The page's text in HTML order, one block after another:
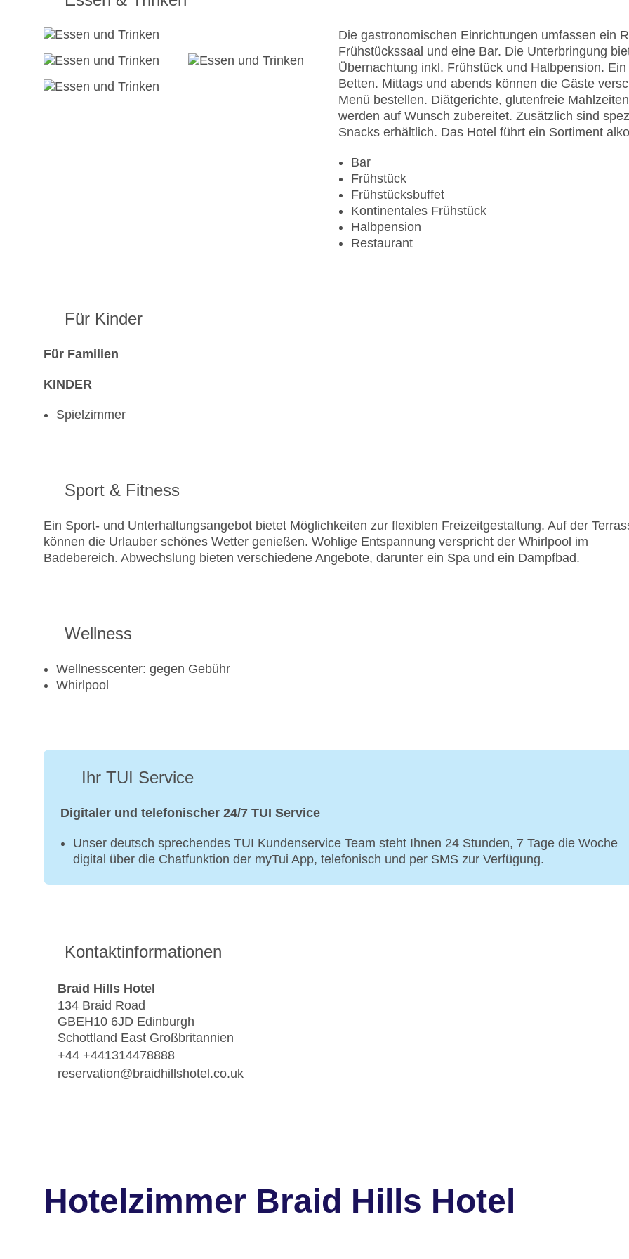
Die gastronomischen Einrichtungen umfassen ein
Frühstückssaal und eine Bar. Die Unterbringung
Übernachtung inkl. Frühstück und Halbpension.
Betten. Mittags und abends können die Gäste
Menü bestellen. Diätgerichte, glutenfreie
werden auf Wunsch zubereitet. Zusätzlich sind
Snacks erhältlich. Das Hotel führt ein Sortiment
Bar
Frühstück
Frühstücksbuffet
Kontinentales Frühstück
Halbpension
Restaurant
Für Kinder
Für Familien
KINDER
Spielzimmer
Sport & Fitness
Ein Sport- und Unterhaltungsangebot bietet Möglichkeiten zur flexiblen Freizeitgestaltung. Auf der
können die Urlauber schönes Wetter genießen. Wohlige Entspannung verspricht der Whirlpool im
Badebereich. Abwechslung bieten verschiedene Angebote, darunter ein Spa und ein Dampfbad.
Wellness
Wellnesscenter: gegen Gebühr
Whirlpool
Ihr TUI Service
Digitaler und telefonischer 24/7 TUI Service
Unser deutsch sprechendes TUI Kundenservice Team steht Ihnen 24 Stunden, 7 Tage die Woche
digital über die Chatfunktion der myTui App, telefonisch und per SMS zur Verfügung.
Kontaktinformationen
Braid Hills Hotel
134 Braid Road
GBEH10 6JD Edinburgh
Schottland East Großbritannien
+44 +441314478888
reservation@braidhillshotel.co.uk
Hotelzimmer Braid Hills Hotel